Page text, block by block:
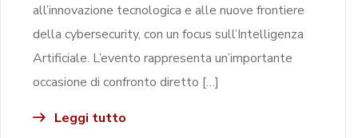
all’innovazione tecnologica e alle nuove frontiere
della cybersecurity, con un focus sull’Intelligenza
Artificiale. L’evento rappresenta un’importante
occasione di confronto diretto […]
Leggi tutto